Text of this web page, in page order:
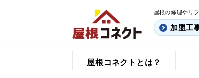
屋根の修理やリ
加盟工
屋根コネクトとは？